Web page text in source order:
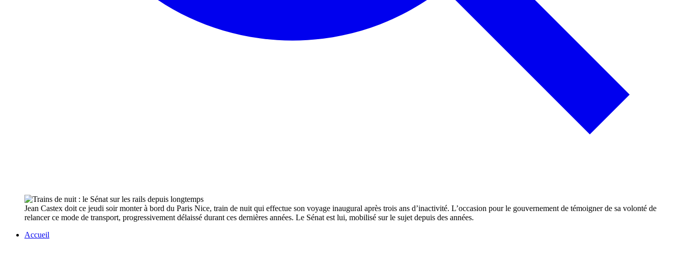
Jean Castex doit ce jeudi soir monter à bord du Paris Nice, train de nuit qui effectue son voyage inaugural après trois ans d’inactivité. L’occasion pour le gouvernement de témoigner de sa volonté de
relancer ce mode de transport, progressivement délaissé durant ces dernières années. Le Sénat est lui, mobilisé sur le sujet depuis des années.
Accueil